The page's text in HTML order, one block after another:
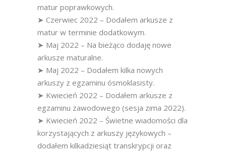
matur poprawkowych.
➤ Czerwiec 2022 – Dodałem arkusze z
matur w terminie dodatkowym.
➤ Maj 2022 – Na bieżąco dodaję nowe
arkusze maturalne.
➤ Maj 2022 – Dodałem kilka nowych
arkuszy z egzaminu ósmoklasisty.
➤ Kwiecień 2022 – Dodałem arkusze z
egzaminu zawodowego (sesja zima 2022).
➤ Kwiecień 2022 – Świetne wiadomości dla
korzystających z arkuszy językowych –
dodałem kilkadziesiąt transkrypcji oraz